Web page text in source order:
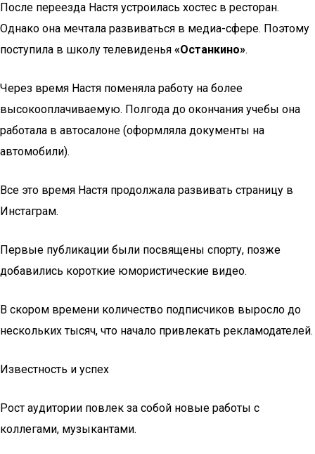
После переезда Настя устроилась хостес в ресторан.
Однако она мечтала развиваться в медиа-сфере. Поэтому
поступила в школу телевиденья «Останкино».
Через время Настя поменяла работу на более
высокооплачиваемую. Полгода до окончания учебы она
работала в автосалоне (оформляла документы на
автомобили).
Все это время Настя продолжала развивать страницу в
Инстаграм.
Первые публикации были посвящены спорту, позже
добавились короткие юмористические видео.
В скором времени количество подписчиков выросло до
нескольких тысяч, что начало привлекать рекламодателей.
Известность и успех
Рост аудитории повлек за собой новые работы с
коллегами, музыкантами.